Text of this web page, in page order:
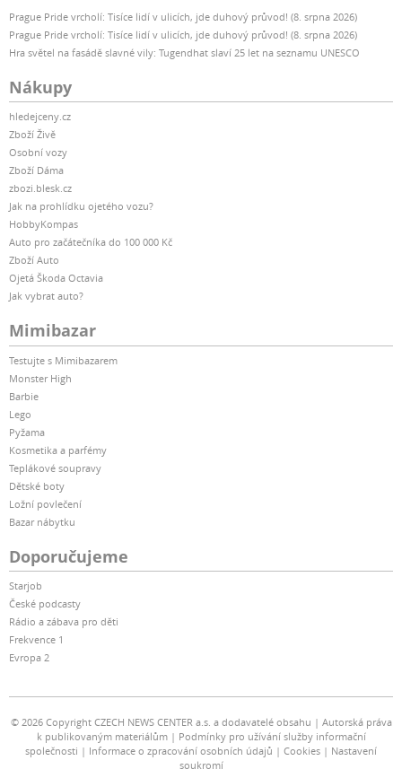
Prague Pride vrcholí: Tisíce lidí v ulicích, jde duhový průvod! (8. srpna 2026)
Prague Pride vrcholí: Tisíce lidí v ulicích, jde duhový průvod! (8. srpna 2026)
Hra světel na fasádě slavné vily: Tugendhat slaví 25 let na seznamu UNESCO
Nákupy
hledejceny.cz
Zboží Živě
Osobní vozy
Zboží Dáma
zbozi.blesk.cz
Jak na prohlídku ojetého vozu?
HobbyKompas
Auto pro začátečníka do 100 000 Kč
Zboží Auto
Ojetá Škoda Octavia
Jak vybrat auto?
Mimibazar
Testujte s Mimibazarem
Monster High
Barbie
Lego
Pyžama
Kosmetika a parfémy
Teplákové soupravy
Dětské boty
Ložní povlečení
Bazar nábytku
Doporučujeme
Starjob
České podcasty
Rádio a zábava pro děti
Frekvence 1
Evropa 2
© 2026 Copyright CZECH NEWS CENTER a.s. a dodavatelé obsahu
Autorská práva
k publikovaným materiálům
Podmínky pro užívání služby informační
společnosti
Informace o zpracování osobních údajů Cookies
Nastavení
soukromí